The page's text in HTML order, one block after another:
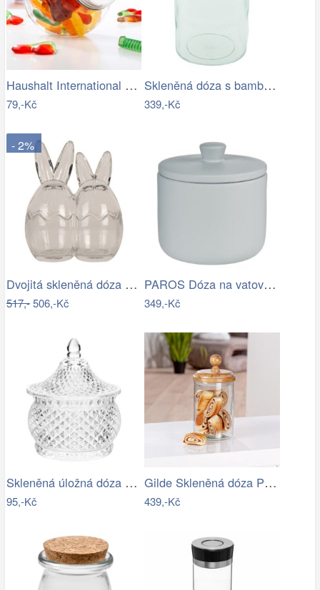
Haushalt International Skleněná dóza na…
79,-Kč
Skleněná dóza s bambusovým víkem - Ø14…
339,-Kč
- 2%
Dvojitá skleněná dóza s víkem ve tvaru…
517,-506,-Kč
PAROS Dóza na vatové tampony 300 ml -…
349,-Kč
Skleněná úložná dóza na curovinky - Ø 8…
95,-Kč
Gilde Skleněná dóza Presa, 21 cm
439,-Kč